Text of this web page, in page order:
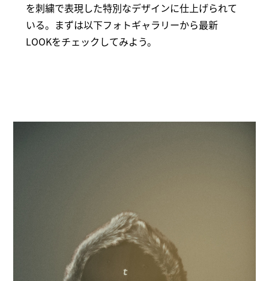
を刺繍で表現した特別なデザインに仕上げられて
いる。まずは以下フォトギャラリーから最新
LOOKをチェックしてみよう。